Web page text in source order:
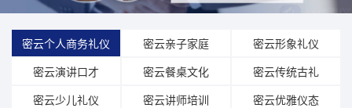
密云个人商务礼仪 密云亲子家庭
密云形象礼仪
密云演讲口才
密云餐桌文化
密云传统古礼
密云少儿礼仪
密云讲师培训
密云优雅仪态